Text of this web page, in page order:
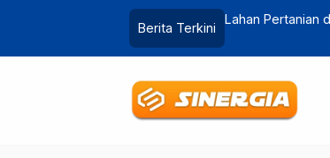
Berita Terkini
PELMAR